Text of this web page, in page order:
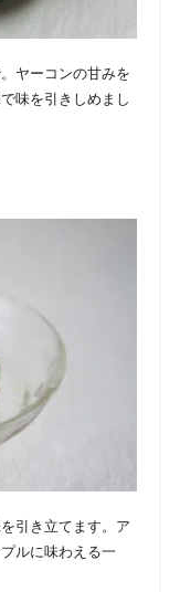
ヤーコンの甘みを
味を引きしめまし
引き立てます。ア
ルに味わえる一